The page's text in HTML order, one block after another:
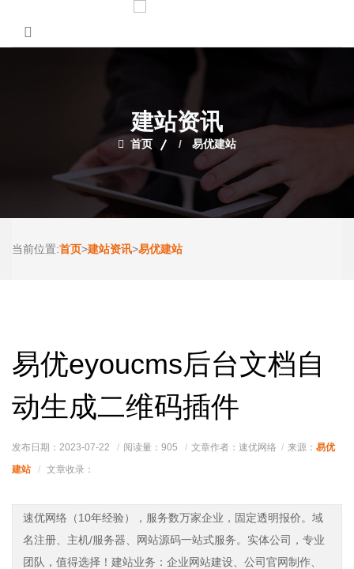
建站资讯
首页 易优建站
当前位置:首页>建站资讯>易优建站
易优eyoucms后台文档自
动生成二维码插件
发布日期：2023-07-22 阅读量： 905 文章作者：速优网络 来源： 易优
建站
文章收录：
速优网络（10年经验），服务数万家企业，固定透明报价。域
名注册、主机/服务器、网站源码一站式服务。实体公司，专业
团队，值得选择！建站业务：企业网站建设、公司官网制作、